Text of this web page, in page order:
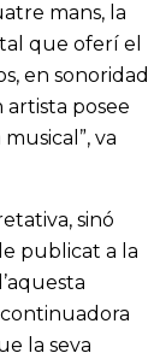
mans, la
que oferí el
en sonoridad
artista posee
va
sinó
publicat a la
la seva